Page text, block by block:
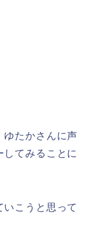
ゆたかさんに声
してみることに
こうと思って